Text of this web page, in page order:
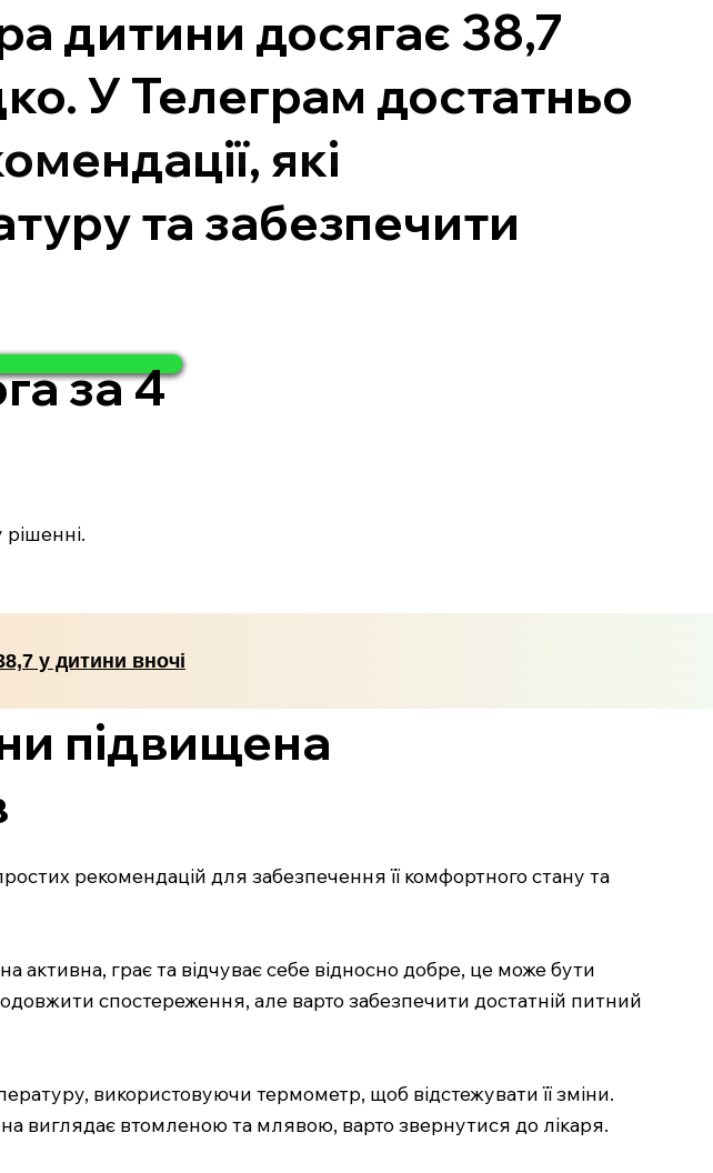
дитини досягає 38,7
У Телеграм достатньо
які
та забезпечити
за 4
у дитини вночі
підвищена
рекомендацій для забезпечення її комфортного стану та
грає та відчуває себе відносно добре, це може бути
спостереження, але варто забезпечити достатній питний
використовуючи термометр, щоб відстежувати її зміни.
виглядає втомленою та млявою, варто звернутися до лікаря.